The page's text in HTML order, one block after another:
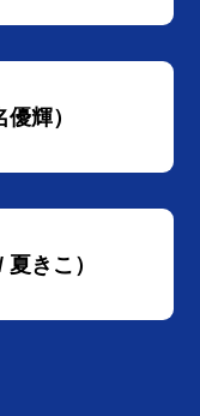
輝）
きこ）